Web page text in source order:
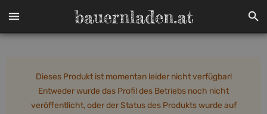
Dieses Produkt ist momentan leider nicht verfügbar!
Entweder wurde das Profil des Betriebs noch nicht
veröffentlicht, oder der Status des Produkts wurde auf